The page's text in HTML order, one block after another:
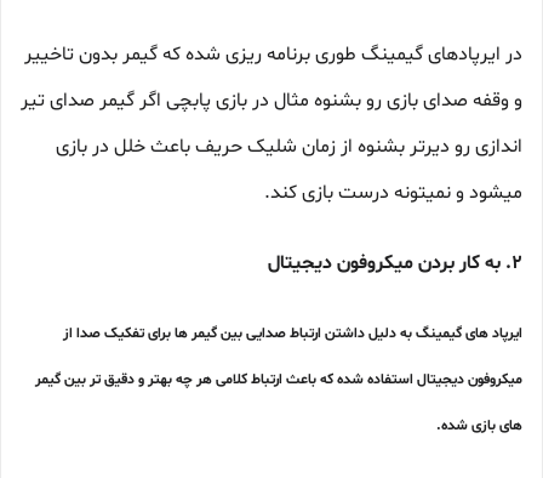
در ایرپادهای گیمینگ طوری برنامه ریزی شده که گیمر بدون تاخییر
و وقفه صدای بازی رو بشنوه مثال در بازی پابچی اگر گیمر صدای تیر
اندازی رو دیرتر بشنوه از زمان شلیک حریف باعث خلل در بازی
میشود و نمیتونه درست بازی کند.
2. به کار بردن میکروفون دیجیتال
ایرپاد های گیمینگ به دلیل داشتن ارتباط صدایی بین گیمر ها برای تفکیک صدا از
میکروفون دیجیتال استفاده شده که باعث ارتباط کلامی هر چه بهتر و دقیق تر بین گیمر
های بازی شده.